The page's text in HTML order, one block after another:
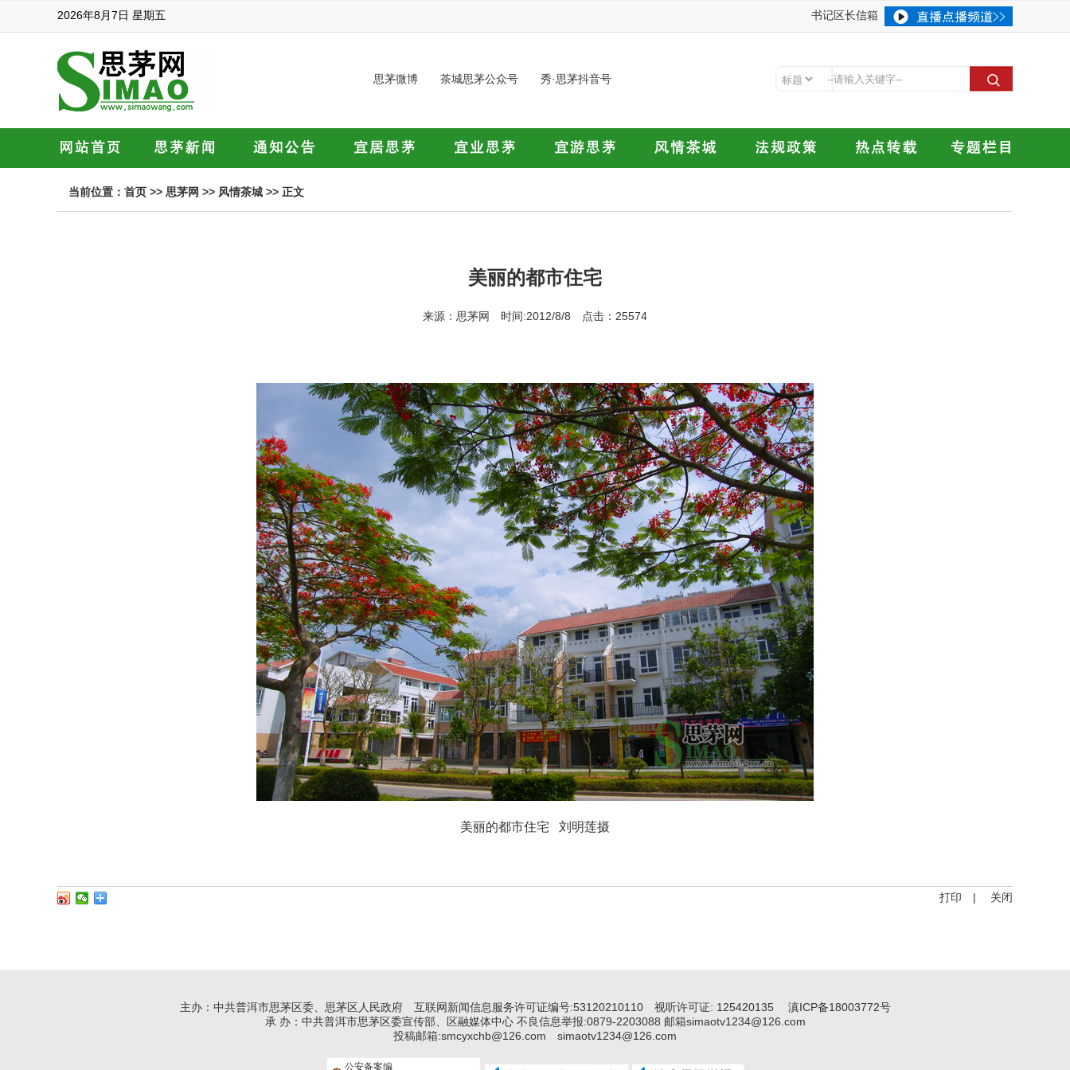
2026年8月7日 星期五 书记区长信箱
思茅微博 茶城思茅公众号 秀·思茅抖音号
当前位置： 首页 >> 思茅网 >> 风情茶城 >> 正文
美丽的都市住宅
来源：思茅网 时间:2012/8/8 点击：25574
美丽的都市住宅 刘明莲摄
打印 | 关闭
主办：中共普洱市思茅区委、思茅区人民政府 互联网新闻信息服务许可证编号:53120210110 视听许可证: 125420135
滇ICP备18003772号
承 办：中共普洱市思茅区委宣传部、区融媒体中心 不良信息举报:0879-2203088 邮箱simaotv1234@126.com
投稿邮箱:smcyxchb@126.com simaotv1234@126.com
公安备案编